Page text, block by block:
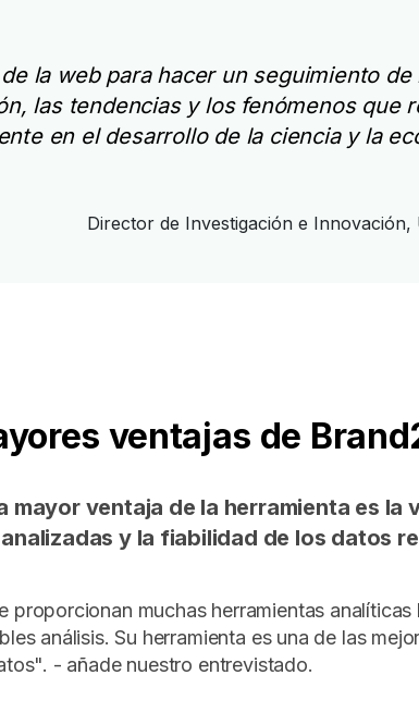
la web para hacer un seguimiento
las tendencias y los fenómenos que
en el desarrollo de la ciencia y la
Director de Investigación e Innovación,
ventajas de
mayor ventaja de la herramienta es la
y la fiabilidad de los datos
proporcionan muchas herramientas analíticas
análisis. Su herramienta es una de las
- añade nuestro entrevistado.